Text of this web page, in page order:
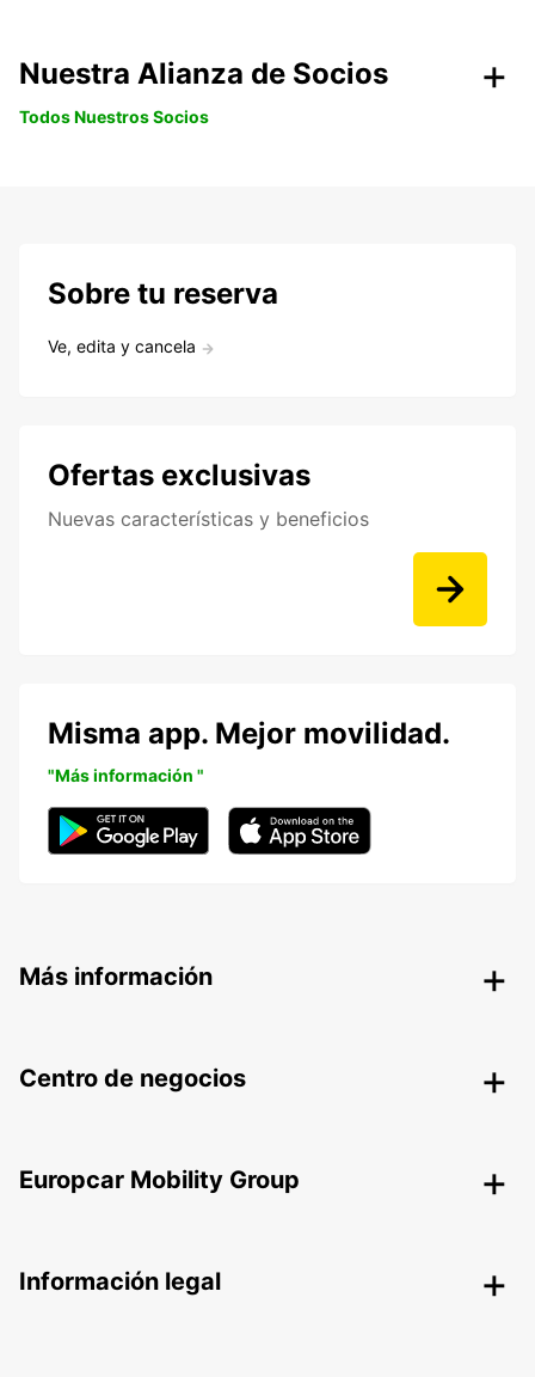
Nuestra Alianza de Socios
Todos Nuestros Socios
Sobre tu reserva
Ve, edita y cancela
Ofertas exclusivas
Nuevas características y beneficios
Misma app. Mejor movilidad.
"Más información "
Más información
Centro de negocios
Europcar Mobility Group
Información legal